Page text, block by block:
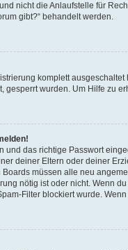
nicht die Anlaufstelle für
gibt?“ behandelt werden.
komplett
gesperrt wurden. Um Hilfe zu
und das richtige Passwort
deiner Eltern oder deiner
müssen alle neu
nötig ist oder nicht. Wenn
Filter blockiert wurde.